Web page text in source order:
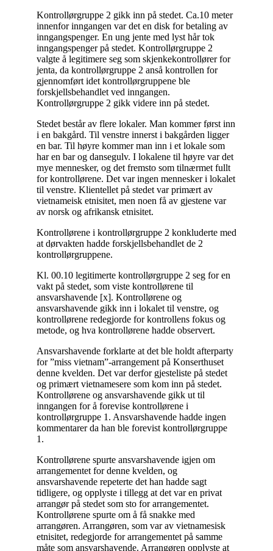
Kontrollørgruppe 2 gikk inn på stedet. Ca.10 meter
innenfor inngangen var det en disk for betaling av
inngangspenger. En ung jente med lyst hår tok
inngangspenger på stedet. Kontrollørgruppe 2
valgte å legitimere seg som skjenkekontrollører for
jenta, da kontrollørgruppe 2 anså kontrollen for
gjennomført idet kontrollørgruppene ble
forskjellsbehandlet ved inngangen.
Kontrollørgruppe 2 gikk videre inn på stedet.
Stedet består av flere lokaler. Man kommer først inn
i en bakgård. Til venstre innerst i bakgården ligger
en bar. Til høyre kommer man inn i et lokale som
har en bar og dansegulv. I lokalene til høyre var det
mye mennesker, og det fremsto som tilnærmet fullt
for kontrollørene. Det var ingen mennesker i lokalet
til venstre. Klientellet på stedet var primært av
vietnameisk etnisitet, men noen få av gjestene var
av norsk og afrikansk etnisitet.
Kontrollørene i kontrollørgruppe 2 konkluderte med
at dørvakten hadde forskjellsbehandlet de 2
kontrollørgruppene.
Kl. 00.10 legitimerte kontrollørgruppe 2 seg for en
vakt på stedet, som viste kontrollørene til
ansvarshavende [x]. Kontrollørene og
ansvarshavende gikk inn i lokalet til venstre, og
kontrollørene redegjorde for kontrollens fokus og
metode, og hva kontrollørene hadde observert.
Ansvarshavende forklarte at det ble holdt afterparty
for ”miss vietnam”-arrangement på Konserthuset
denne kvelden. Det var derfor gjesteliste på stedet
og primært vietnamesere som kom inn på stedet.
Kontrollørene og ansvarshavende gikk ut til
inngangen for å forevise kontrollørene i
kontrollørgruppe 1. Ansvarshavende hadde ingen
kommentarer da han ble forevist kontrollørgruppe
1.
Kontrollørene spurte ansvarshavende igjen om
arrangementet for denne kvelden, og
ansvarshavende repeterte det han hadde sagt
tidligere, og opplyste i tillegg at det var en privat
arrangør på stedet som sto for arrangementet.
Kontrollørene spurte om å få snakke med
arrangøren. Arrangøren, som var av vietnamesisk
etnisitet, redegjorde for arrangementet på samme
måte som ansvarshavende. Arrangøren opplyste at